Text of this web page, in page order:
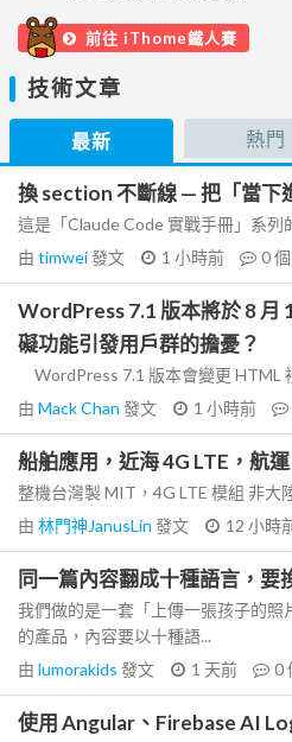
前往 iThome鐵人賽
技術文章
最新 熱門
換 section 不斷線 — 把「當下
這是「Claude Code 實戰手冊」系列
由 timwei發文 1 小時前 0
WordPress 7.1 版本將於 8 月
礙功能引發用戶群的擔憂？
WordPress 7.1 版本會變更 HTML
由 Mack Chan 發文 1 小時前
船舶應用，近海 4G LTE，航
整機台灣製 MIT，4G LTE 模組 非大
由 林門神JanusLin 發文 12 小時
同一篇內容翻成十種語言，要
我們做的是一套「上傳一張孩子的照
的產品，內容要以十種語...
由 lumorakids 發文 1 天前 0
使用 Angular、Firebase AI